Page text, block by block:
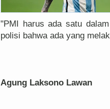
"PMI harus ada satu
polisi bahwa ada yang
Agung Laksono Lawan